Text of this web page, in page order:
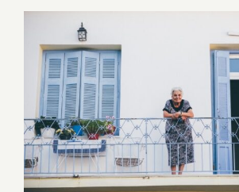
Un lavoro d’oro